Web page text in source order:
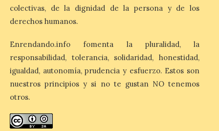
9 Ago 2026
1,4 % respecto al año
pasado y un 4,6 % frente a
un periodo estándar. Por
categorías, el alojamiento
gasto, con un 25,9 % del total, seguido por
restauración […]
colectivas, de la dignidad de la persona y de los
derechos humanos.
Enrendando.info fomenta la pluralidad, la
responsabilidad, tolerancia, solidaridad, honestidad,
igualdad, autonomía, prudencia y esfuerzo. Estos son
nuestros principios y si no te gustan NO tenemos
otros.